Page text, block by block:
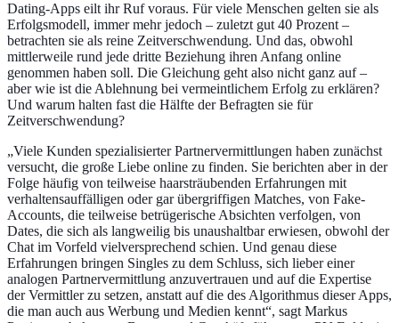
Dating-Apps eilt ihr Ruf voraus. Für viele Menschen gelten sie als
Erfolgsmodell, immer mehr jedoch – zuletzt gut 40 Prozent –
betrachten sie als reine Zeitverschwendung. Und das, obwohl
mittlerweile rund jede dritte Beziehung ihren Anfang online
genommen haben soll. Die Gleichung geht also nicht ganz auf –
aber wie ist die Ablehnung bei vermeintlichem Erfolg zu erklären?
Und warum halten fast die Hälfte der Befragten sie für
Zeitverschwendung?
„Viele Kunden spezialisierter Partnervermittlungen haben zunächst
versucht, die große Liebe online zu finden. Sie berichten aber in der
Folge häufig von teilweise haarsträubenden Erfahrungen mit
verhaltensauffälligen oder gar übergriffigen Matches, von Fake-
Accounts, die teilweise betrügerische Absichten verfolgen, von
Dates, die sich als langweilig bis unaushaltbar erwiesen, obwohl der
Chat im Vorfeld vielversprechend schien. Und genau diese
Erfahrungen bringen Singles zu dem Schluss, sich lieber einer
analogen Partnervermittlung anzuvertrauen und auf die Expertise
der Vermittler zu setzen, anstatt auf die des Algorithmus dieser Apps,
die man auch aus Werbung und Medien kennt“, sagt Markus